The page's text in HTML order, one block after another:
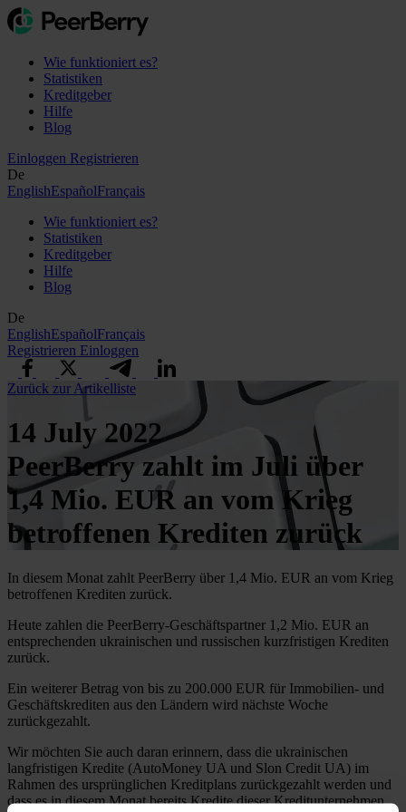
Wie funktioniert es?
Statistiken
Kreditgeber
Hilfe
Blog
Einloggen Registrieren
De
EnglishEspañolFrançais
Wie funktioniert es?
Statistiken
Kreditgeber
Hilfe
Blog
De
EnglishEspañolFrançais
Registrieren Einloggen
Zurück zur Artikelliste
14 July 2022
PeerBerry zahlt im Juli über
1,4 Mio. EUR an vom Krieg
betroffenen Krediten zurück
In diesem Monat zahlt PeerBerry über 1,4 Mio. EUR an vom Krieg
betroffenen Krediten zurück.
Heute zahlen die PeerBerry-Geschäftspartner 1,2 Mio. EUR an
entsprechenden ukrainischen und russischen kurzfristigen Krediten
zurück.
Ein weiterer Betrag von bis zu 200.000 EUR für Immobilien- und
Geschäftskrediten aus den Ländern wird nächste Woche
zurückgezahlt.
Wir möchten Sie auch daran erinnern, dass die ukrainischen
langfristigen Kredite (AutoMoney UA und Slon Credit UA) im
Rahmen des ursprünglichen Kreditplans zurückgezahlt werden und
dass es in diesem Monat bereits Kredite dieser Kreditunternehmen